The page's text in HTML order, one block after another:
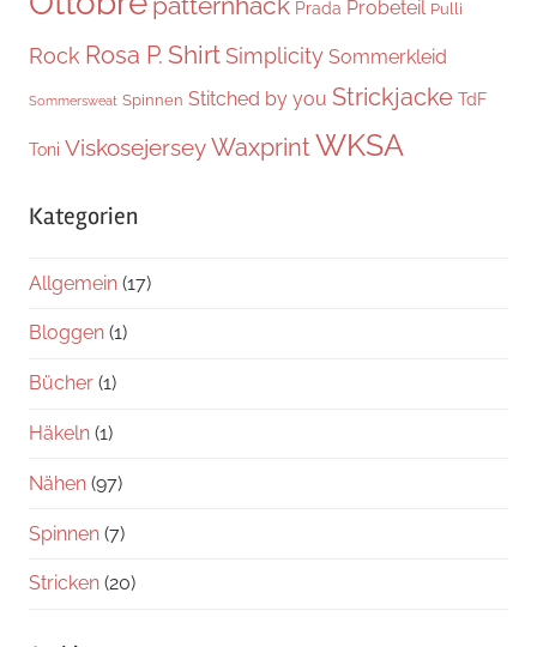
Prada Probeteil Pulli
Rock Rosa P. Shirt Simplicity Sommerkleid
Sommersweat Spinnen Stitched by you Strickjacke TdF
Toni ViskosejerseyWaxprintWKSA
Kategorien
Allgemein (17)
Bloggen (1)
Bücher (1)
Häkeln (1)
Nähen (97)
Spinnen (7)
Stricken (20)